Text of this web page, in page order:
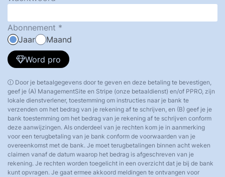
Abonnement
Jaar
Maand
Word pro
Door je betaalgegevens door te geven en deze betaling te bevestigen,
geef je (A) ManagementSite en Stripe (onze betaaldienst) en/of PPRO, zijn
lokale dienstverlener, toestemming om instructies naar je bank te
verzenden om het bedrag van je rekening af te schrijven, en (B) geef je je
bank toestemming om het bedrag van je rekening af te schrijven conform
deze aanwijzingen. Als onderdeel van je rechten kom je in aanmerking
voor een terugbetaling van je bank conform de voorwaarden van je
overeenkomst met de bank. Je moet terugbetalingen binnen acht weken
claimen vanaf de datum waarop het bedrag is afgeschreven van je
rekening. Je rechten worden toegelicht in een overzicht dat je bij de bank
kunt opvragen. Je gaat ermee akkoord meldingen te ontvangen voor